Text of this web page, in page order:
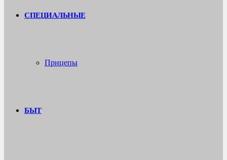
СПЕЦИАЛЬНЫЕ
Прицепы
БЫТ